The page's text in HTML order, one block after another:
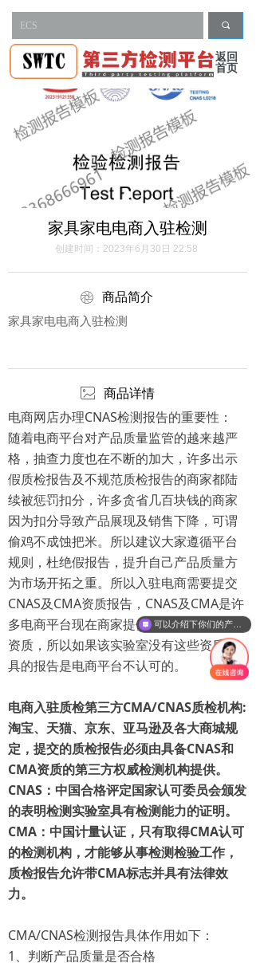
끠
返回
首页
家具家电电商入驻检测
商品简介
创建时间： 2023年6月30日 22:58
家具家电电商入驻检测
商品详情
电商网店办理CNAS检测报告的重要性：
随着电商平台对产品质量监管的越来越严
格，抽查力度也在不断的加大，许多出示
假质检报告及不规范质检报告的商家都陆
续被惩罚扣分，许多贪省几百块钱的商家
因为扣分导致产品展现及销售下降，可谓
偷鸡不成蚀把米。所以建议大家遵循平台
规则，杜绝假报告，提升自己产品质量方
为市场开拓之重。所以入驻电商需要提交
CNAS及CMA资质报告，CNAS及CMA是许
多电商平台现在商家提供检测报告附有的
资质，所以如果该实验室没有这些资质出
具的报告是电商平台不认可的。
电商入驻质检第三方CMA/CNAS质检机构:
淘宝、天猫、京东、亚马逊及各大商城规
定，提交的质检报告必须由具备CNAS和
CMA资质的第三方权威检测机构提供。
CNAS：中国合格评定国家认可委员会颁发
的表明检测实验室具有检测能力的证明。
CMA：中国计量认证，只有取得CMA认可
的检测机构，才能够从事检测检验工作，
质检报告允许带CMA标志并具有法律效
力。
CMA/CNAS检测报告具体作用如下：
1、判断产品质量是否合格
ꁵ
ꂈ
可以介绍下你们的产品么